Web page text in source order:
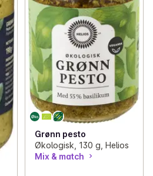
Grønn pesto
Økologisk, 130 g, Helios
Mix & match